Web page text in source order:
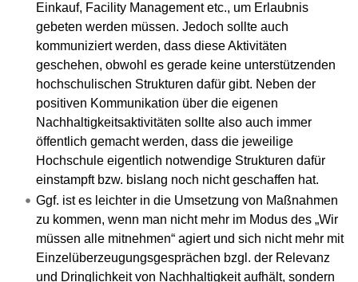
Einkauf, Facility Management etc., um Erlaubnis
gebeten werden müssen. Jedoch sollte auch
kommuniziert werden, dass diese Aktivitäten
geschehen, obwohl es gerade keine unterstützenden
hochschulischen Strukturen dafür gibt. Neben der
positiven Kommunikation über die eigenen
Nachhaltigkeitsaktivitäten sollte also auch immer
öffentlich gemacht werden, dass die jeweilige
Hochschule eigentlich notwendige Strukturen dafür
einstampft bzw. bislang noch nicht geschaffen hat.
Ggf. ist es leichter in die Umsetzung von Maßnahmen
zu kommen, wenn man nicht mehr im Modus des „Wir
müssen alle mitnehmen“ agiert und sich nicht mehr mit
Einzelüberzeugungsgesprächen bzgl. der Relevanz
und Dringlichkeit von Nachhaltigkeit aufhält, sondern